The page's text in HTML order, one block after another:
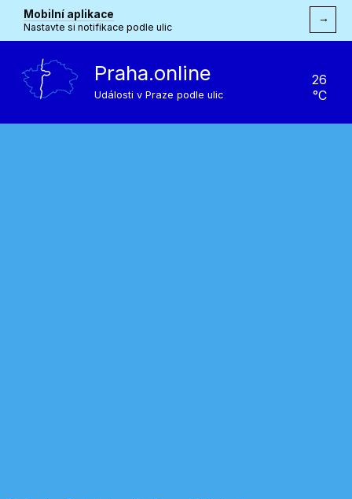
Mobilní aplikace
Nastavte si notifikace podle ulic
→
Praha.online
Události v Praze podle ulic
26
°C